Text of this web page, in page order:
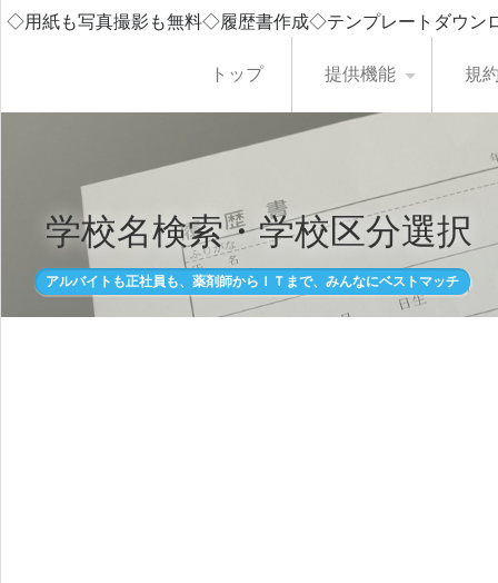
◇用紙も写真撮影も無料◇履歴書作成◇テンプレートダウ
トップ 提供機能 規
学校名検索・学校区分選択
アルバイトも正社員も、薬剤師からＩＴまで、みんなにベストマッチ